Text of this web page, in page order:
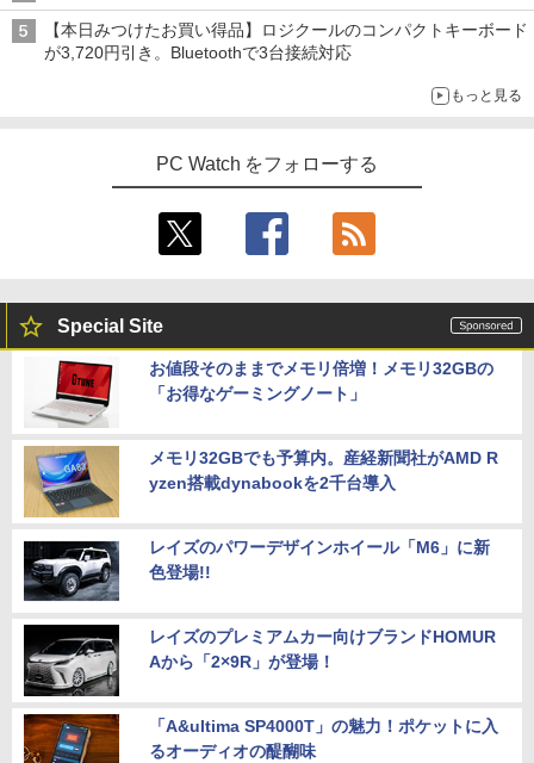
【本日みつけたお買い得品】ロジクールのコンパクトキーボード
が3,720円引き。Bluetoothで3台接続対応
もっと見る
PC Watch をフォローする
Special Site
お値段そのままでメモリ倍増！メモリ32GBの
「お得なゲーミングノート」
メモリ32GBでも予算内。産経新聞社がAMD R
yzen搭載dynabookを2千台導入
レイズのパワーデザインホイール「M6」に新
色登場!!
レイズのプレミアムカー向けブランドHOMUR
Aから「2×9R」が登場！
「A&ultima SP4000T」の魅力！ポケットに入
るオーディオの醍醐味